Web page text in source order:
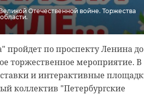
Отечественной войне. Торжества
пройдет по проспекту Ленина до
торжественное мероприятие. В
и интерактивные
коллектив "Петербургские